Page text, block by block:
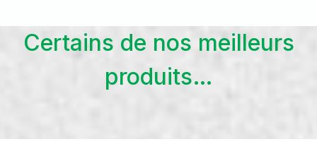
Certains de nos meilleurs
produits…